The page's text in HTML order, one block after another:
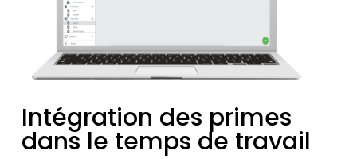
Intégration des primes
dans le temps de travail